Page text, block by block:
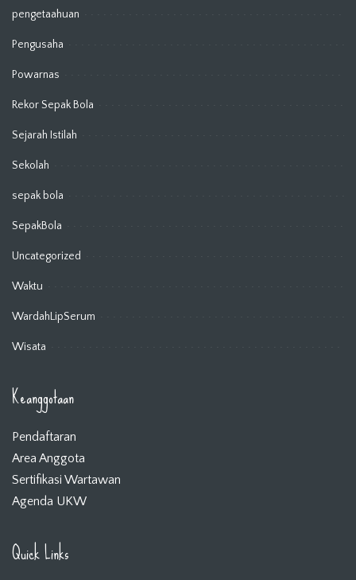
pengetaahuan
Pengusaha
Powarnas
Rekor Sepak Bola
Sejarah Istilah
Sekolah
sepak bola
SepakBola
Uncategorized
Waktu
WardahLipSerum
Wisata
Keanggotaan
Pendaftaran
Area Anggota
Sertifikasi Wartawan
Agenda UKW
Quick Links